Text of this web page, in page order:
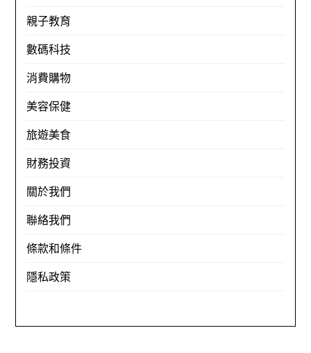
親子教育
數碼科技
消費購物
美容保健
旅遊美食
財務投資
關於我們
聯絡我們
條款和條件
隱私政策